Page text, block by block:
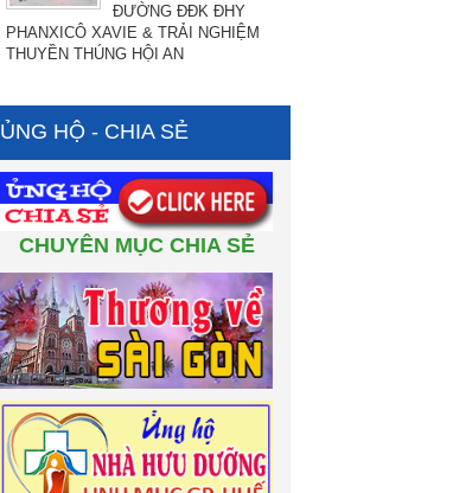
ĐƯỜNG ĐĐK ĐHY
PHANXICÔ XAVIE & TRẢI NGHIỆM
THUYỀN THÚNG HỘI AN
ỦNG HỘ - CHIA SẺ
CHUYÊN MỤC CHIA SẺ